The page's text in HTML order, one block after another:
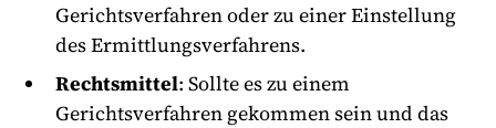
Gerichtsverfahren oder zu einer Einstellung
des Ermittlungsverfahrens.
Rechtsmittel: Sollte es zu einem
Gerichtsverfahren gekommen sein und das